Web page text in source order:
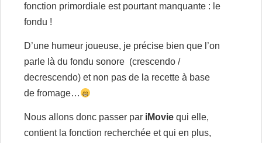
fonction primordiale est pourtant manquante : le
fondu !
D’une humeur joueuse, je précise bien que l’on
parle là du fondu sonore (crescendo /
decrescendo) et non pas de la recette à base
de fromage…
Nous allons donc passer par iMovie qui elle,
contient la fonction recherchée et qui en plus,